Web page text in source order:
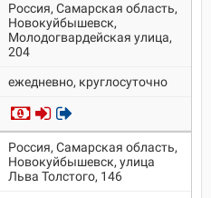
Россия, Самарская область,
Новокуйбышевск,
Молодогвардейская улица,
204
ежедневно, круглосуточно
Россия, Самарская область,
Новокуйбышевск, улица
Льва Толстого, 146